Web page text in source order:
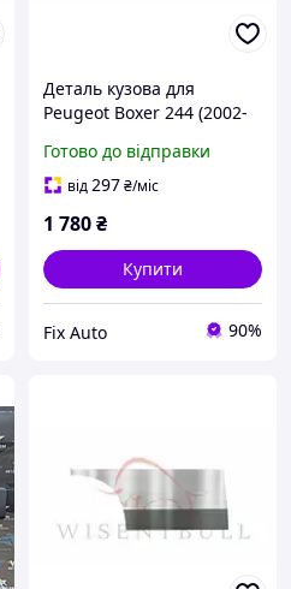
Деталь кузова для
Peugeot Boxer 244 (2002-
Матеріал Оцинкована
сталь 1.2 mm
Готово до відправки
від297₴/міс
1 780₴
Купити
Fix Auto 90%